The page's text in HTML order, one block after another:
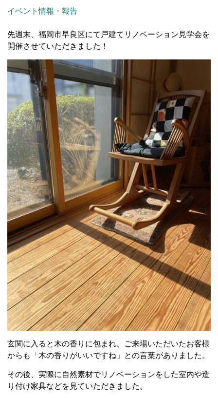
イベント情報・報告
先週末、福岡市早良区にて戸建てリノベーション見学会を
開催させていただきました！
玄関に入ると木の香りに包まれ、ご来場いただいたお客様
からも「木の香りがいいですね」との言葉がありました。
その後、実際に自然素材でリノベーションをした室内や造
り付け家具などを見ていただきました。